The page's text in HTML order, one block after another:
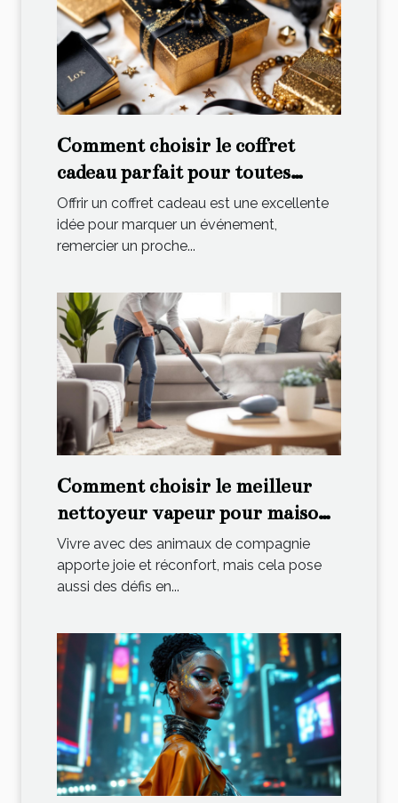
Comment choisir le coffret
cadeau parfait pour toutes
occasions ?
Offrir un coffret cadeau est une excellente
idée pour marquer un événement,
remercier un proche...
Comment choisir le meilleur
nettoyeur vapeur pour maisons
avec animaux ?
Vivre avec des animaux de compagnie
apporte joie et réconfort, mais cela pose
aussi des défis en...